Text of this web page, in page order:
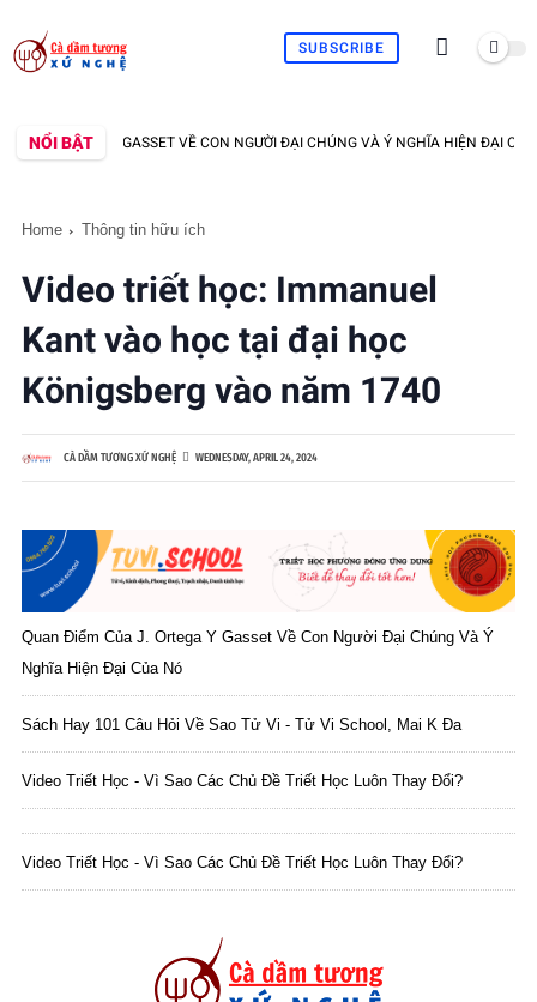
SUBSCRIBE
NỔI BẬT
ORTEGA Y GASSET VỀ CON NGƯỜI ĐẠI CHÚNG VÀ Ý NGHĨA HIỆN ĐẠI CỦA NÓ
Home Thông tin hữu ích
Video triết học: Immanuel
Kant vào học tại đại học
Königsberg vào năm 1740
CÀ DẦM TƯƠNG XỨ NGHỆ WEDNESDAY, APRIL 24, 2024
Quan Điểm Của J. Ortega Y Gasset Về Con Người Đại Chúng Và Ý
Nghĩa Hiện Đại Của Nó
Sách Hay 101 Câu Hỏi Về Sao Tử Vi - Tử Vi School, Mai K Đa
Video Triết Học - Vì Sao Các Chủ Đề Triết Học Luôn Thay Đổi?
Video Triết Học - Vì Sao Các Chủ Đề Triết Học Luôn Thay Đổi?